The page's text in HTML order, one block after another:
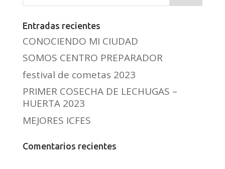
Entradas recientes
CONOCIENDO MI CIUDAD
SOMOS CENTRO PREPARADOR
festival de cometas 2023
PRIMER COSECHA DE LECHUGAS –
HUERTA 2023
MEJORES ICFES
Comentarios recientes